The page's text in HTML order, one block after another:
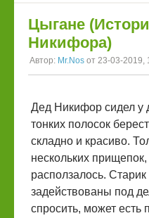
Цыгане
Никифора)
Автор: Mr.Nos от 23-03-2019,
Дед Никифор сидел у
тонких полосок
складно и красиво.
нескольких
расползалось.
задействованы под
спросить, может есть